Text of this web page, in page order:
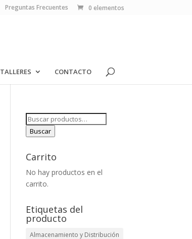
Preguntas Frecuentes 0 elementos
TALLERES CONTACTO
Buscar
por:
Buscar
Carrito
No hay productos en el
carrito.
Etiquetas del
producto
Almacenamiento y Distribución